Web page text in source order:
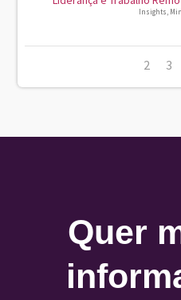
Insights,
2 3
Quer